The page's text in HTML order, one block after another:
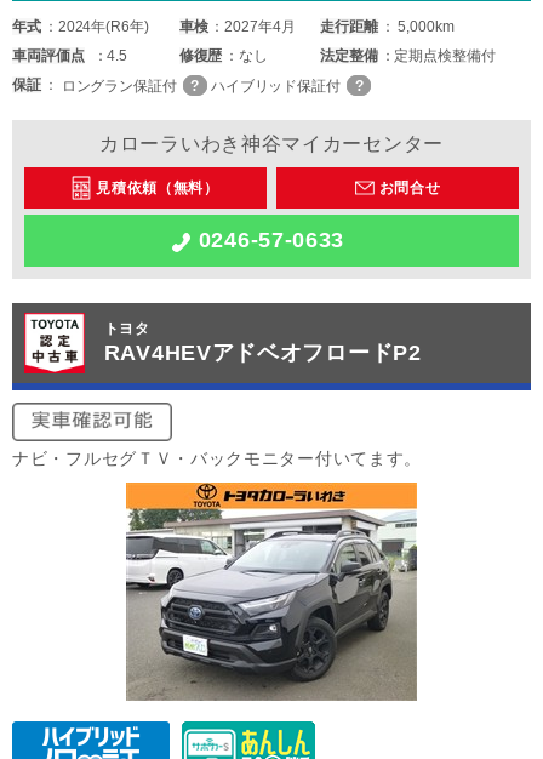
年式 2024年(R6年) 車検 2027年4月 走行距離
5,000km
車両評価点 4.5 修復歴 なし 法定整備
定期点検整備付
保証
ロングラン保証付 ハイブリッド保証付
カローラいわき神谷マイカーセンター
見積依頼（無料） お問合せ
0246-57-0633
トヨタ
RAV4HEVアドベオフロードP2
ナビ・フルセグＴＶ・バックモニター付いてます。